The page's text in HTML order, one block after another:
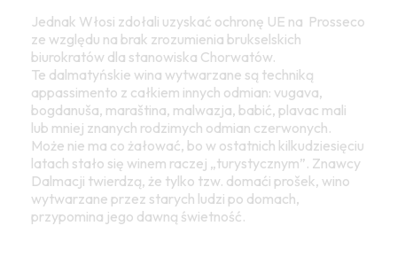
Jednak Włosi zdołali uzyskać ochronę UE na Prosseco
ze względu na brak zrozumienia brukselskich
biurokratów dla stanowiska Chorwatów.
Te dalmatyńskie wina wytwarzane są techniką
appassimento z całkiem innych odmian: vugava,
bogdanuša, maraština, malwazja, babić, plavac mali
lub mniej znanych rodzimych odmian czerwonych.
Może nie ma co żałować, bo w ostatnich kilkudziesięciu
latach stało się winem raczej „turystycznym”. Znawcy
Dalmacji twierdzą, że tylko tzw. domaći prošek, wino
wytwarzane przez starych ludzi po domach,
przypomina jego dawną świetność.